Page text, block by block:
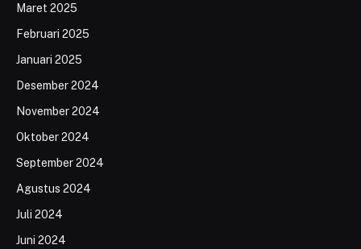
Maret 2025
Februari 2025
Januari 2025
Desember 2024
November 2024
Oktober 2024
September 2024
Agustus 2024
Juli 2024
Juni 2024